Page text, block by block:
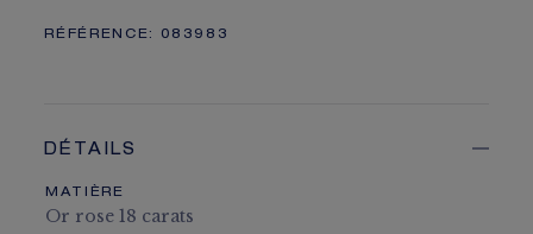
RÉFÉRENCE: 083983
DÉTAILS
MATIÈRE
Or rose 18 carats